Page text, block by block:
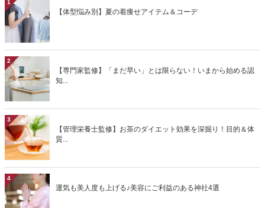
1
【体型悩み別】夏の着痩せアイテム＆コーデ
2
【専門家監修】「まだ早い」とは限らない！いまから始める認
知...
3
【管理栄養士監修】お茶のダイエット効果を深掘り！目的＆体
質...
4
運気も美人度も上げる♪美容にご利益のある神社4選